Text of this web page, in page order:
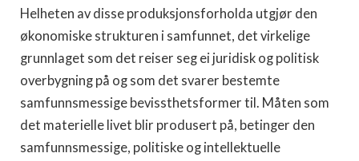
Helheten av disse produksjonsforholda utgjør den
økonomiske strukturen i samfunnet, det virkelige
grunnlaget som det reiser seg ei juridisk og politisk
overbygning på og som det svarer bestemte
samfunnsmessige bevissthetsformer til. Måten som
det materielle livet blir produsert på, betinger den
samfunnsmessige, politiske og intellektuelle